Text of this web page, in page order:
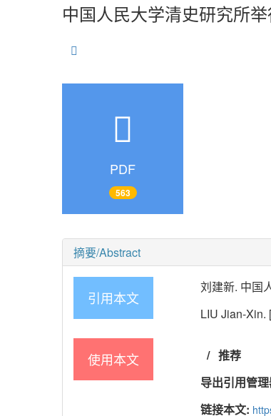
中国人民大学清史研究所
PDF
563
摘要/Abstract
引用本文
刘建新. 中国
LIU Jian-Xin.
使用本文 / 推荐
导出引用管
链接本文: